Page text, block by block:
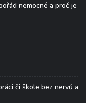
nemocné a proč je
či škole bez nervů a